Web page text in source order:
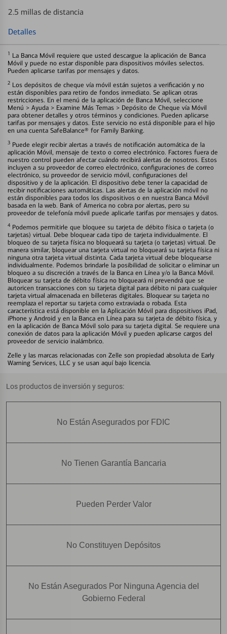
2.5 millas de distancia
Detalles
1 La Banca Móvil requiere que usted descargue la aplicación de Banca
Móvil y puede no estar disponible para dispositivos móviles selectos.
Pueden aplicarse tarifas por mensajes y datos.
2 Los depósitos de cheque vía móvil están sujetos a verificación y no
están disponibles para retiro de fondos inmediato. Se aplican otras
restricciones. En el menú de la aplicación de Banca Móvil, seleccione
Menú > Ayuda > Examine Más Temas > Depósito de Cheque vía Móvil
para obtener detalles y otros términos y condiciones. Pueden aplicarse
tarifas por mensajes y datos. Este servicio no está disponible para el hijo
en una cuenta SafeBalance® for Family Banking.
3 Puede elegir recibir alertas a través de notificación automática de la
aplicación Móvil, mensaje de texto o correo electrónico. Factores fuera de
nuestro control pueden afectar cuándo recibirá alertas de nosotros. Estos
incluyen a su proveedor de correo electrónico, configuraciones de correo
electrónico, su proveedor de servicio móvil, configuraciones del
dispositivo y de la aplicación. El dispositivo debe tener la capacidad de
recibir notificaciones automáticas. Las alertas de la aplicación móvil no
están disponibles para todos los dispositivos o en nuestra Banca Móvil
basada en la web. Bank of America no cobra por alertas, pero su
proveedor de telefonía móvil puede aplicarle tarifas por mensajes y datos.
4 Podemos permitirle que bloquee su tarjeta de débito física o tarjeta (o
tarjetas) virtual. Debe bloquear cada tipo de tarjeta individualmente. El
bloqueo de su tarjeta física no bloqueará su tarjeta (o tarjetas) virtual. De
manera similar, bloquear una tarjeta virtual no bloqueará su tarjeta física ni
ninguna otra tarjeta virtual distinta. Cada tarjeta virtual debe bloquearse
individualmente. Podemos brindarle la posibilidad de solicitar o eliminar un
bloqueo a su discreción a través de la Banca en Línea y/o la Banca Móvil.
Bloquear su tarjeta de débito física no bloqueará ni prevendrá que se
autoricen transacciones con su tarjeta digital para débito ni para cualquier
tarjeta virtual almacenada en billeteras digitales. Bloquear su tarjeta no
reemplaza el reportar su tarjeta como extraviada o robada. Esta
característica está disponible en la Aplicación Móvil para dispositivos iPad,
iPhone y Android y en la Banca en Línea para su tarjeta de débito física, y
en la aplicación de Banca Móvil solo para su tarjeta digital. Se requiere una
conexión de datos para la aplicación Móvil y pueden aplicarse cargos del
proveedor de servicio inalámbrico.
Zelle y las marcas relacionadas con Zelle son propiedad absoluta de Early
Warning Services, LLC y se usan aquí bajo licencia.
Los productos de inversión y seguros:
No Están Asegurados por FDIC
No Tienen Garantía Bancaria
Pueden Perder Valor
No Constituyen Depósitos
No Están Asegurados Por Ninguna Agencia del
Gobierno Federal